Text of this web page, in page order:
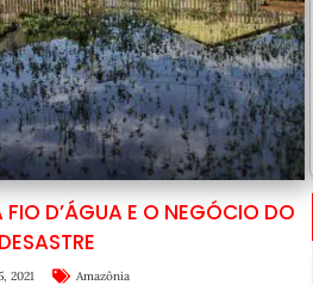
D’ÁGUA E O NEGÓCIO DO
DESASTRE
2021 Amazônia